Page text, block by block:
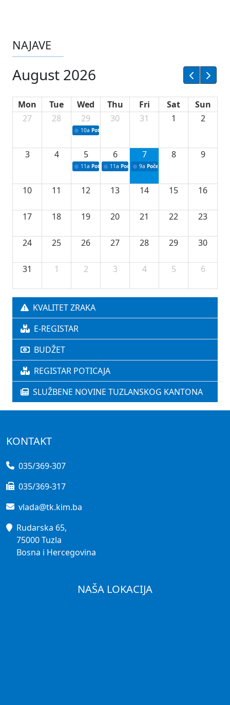
NAJAVE
August 2026
Mon Tue Wed Thu Fri Sat
Sun
27
28 29
10a Potpisivanje ugovora sa neprofitnim
30 31 1 2
3 4 5
11a Potpisivanje ugovora o stipendijama za
6
11a Podrška razvoju vodne infrastrukture u
7
9a Početak izgradnje nove
8 9
10 11 12 13 14 15 16
17 18 19 20 21 22 23
24 25 26 27 28 29 30
31 1 2 3 4 5 6
KVALITET ZRAKA
E-REGISTAR
BUDŽET
REGISTAR POTICAJA
SLUŽBENE NOVINE TUZLANSKOG KANTONA
KONTAKT
035/369-307
035/369-317
vlada@tk.kim.ba
Rudarska 65,
75000 Tuzla
Bosna i Hercegovina
NAŠA LOKACIJA